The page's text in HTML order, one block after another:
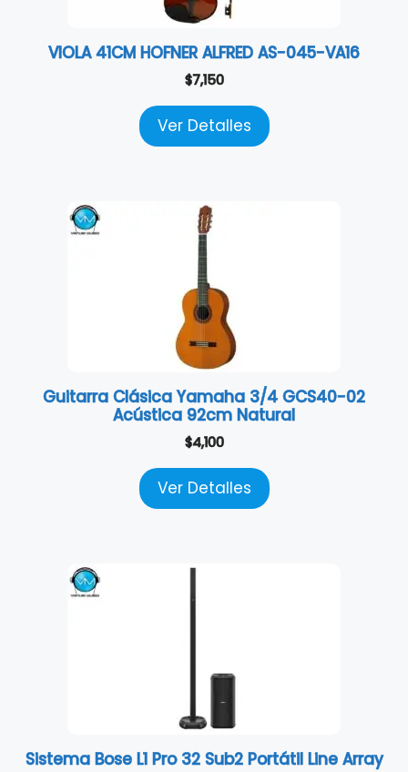
VIOLA 41CM HOFNER ALFRED AS-045-VA16
$7,150
Ver Detalles
Guitarra Clásica Yamaha 3/4 GCS40-02
Acústica 92cm Natural
$4,100
Ver Detalles
Sistema Bose L1 Pro 32 Sub2 Portátil Line Array